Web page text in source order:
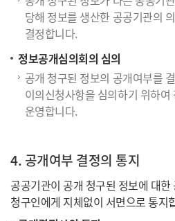
당해 정보를 생산한 공공기관의
결정합니다.
정보공개심의회의 심의
공개 청구된 정보의 공개여부를
이의신청사항을 심의하기 위하여
운영합니다.
4. 공개여부 결정의 통지
공공기관이 공개 청구된 정보에 대
청구인에게 지체없이 서면으로 통지